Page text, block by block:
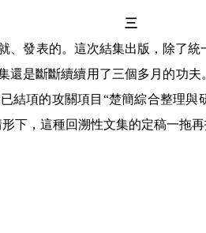
三
發表的。這次結集出版，除了統
還是斷斷續續用了三個多月的功
結項的攻關項目 “楚簡綜合整理與
下，這種回溯性文集的定稿一拖再